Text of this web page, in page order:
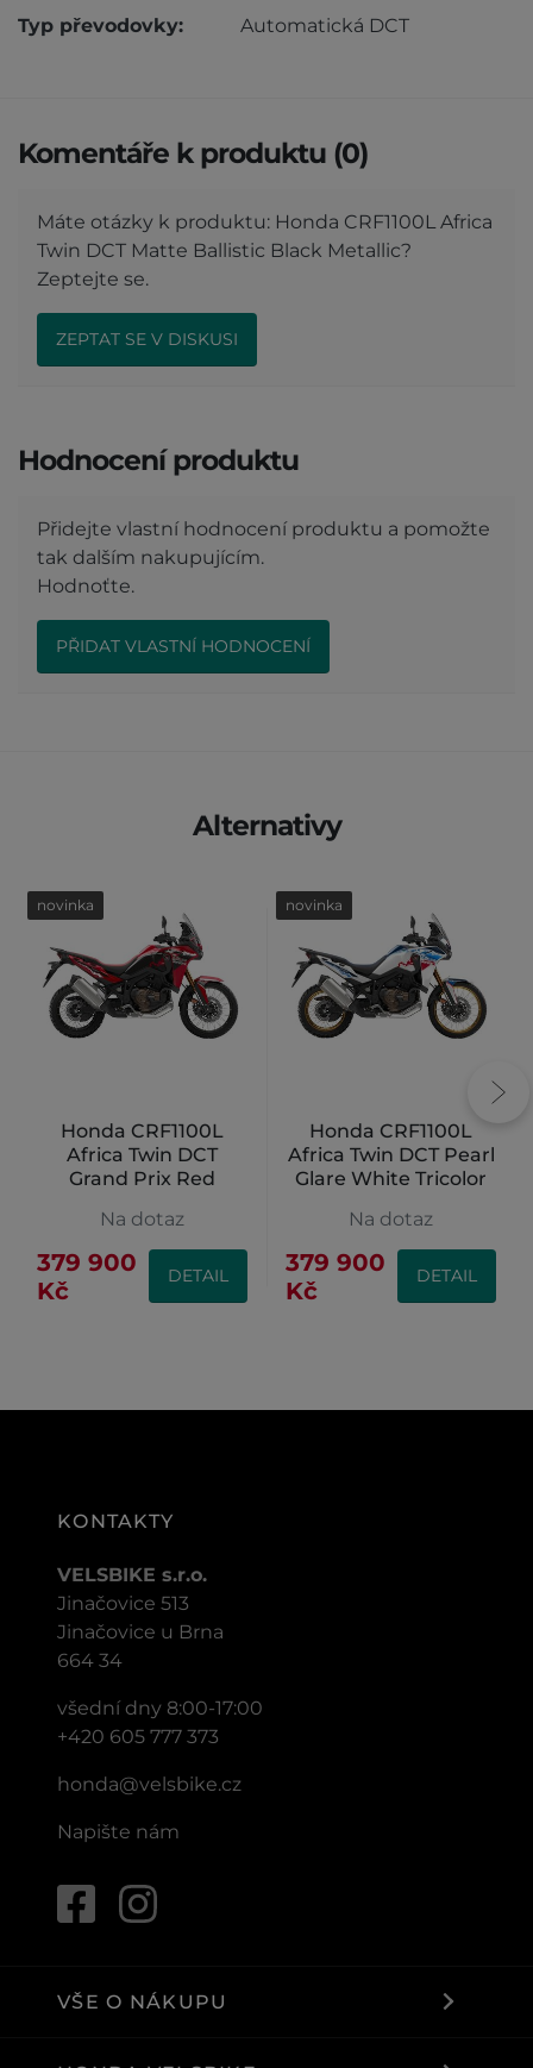
Typ převodovky:
Automatická DCT
Komentáře k produktu (0)
Máte otázky k produktu: Honda CRF1100L Africa
Twin DCT Matte Ballistic Black Metallic?
Zeptejte se.
ZEPTAT SE V DISKUSI
Hodnocení produktu
Přidejte vlastní hodnocení produktu a pomožte
tak dalším nakupujícím.
Hodnoťte.
PŘIDAT VLASTNÍ HODNOCENÍ
Alternativy
Honda CRF1100L
Africa Twin DCT
Grand Prix Red
novinka
Na dotaz
379 900
Kč
DETAIL
Honda CRF1100L
Africa Twin DCT Pearl
Glare White Tricolor
novinka
Na dotaz
379 900
Kč
DETAIL
KONTAKTY
VELSBIKE s.r.o.
Jinačovice 513
Jinačovice u Brna
664 34
všední dny 8:00-17:00
+420 605 777 373
honda@velsbike.cz
Napište nám
VŠE O NÁKUPU